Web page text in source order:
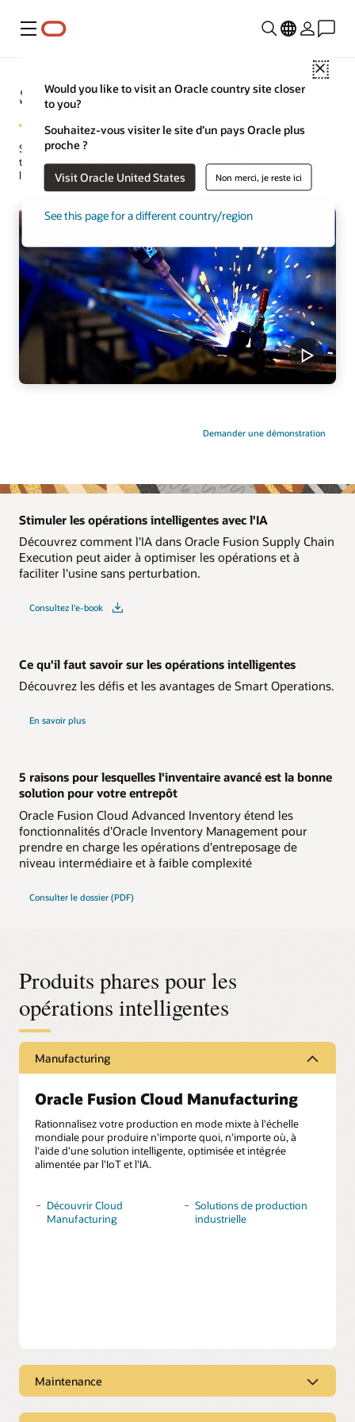
Menu
Close
Would you like to visit an Oracle country site closer
to you?
Souhaitez-vous visiter le site d’un pays Oracle plus
proche ?
Visit Oracle United States Non merci, je reste ici
See this page for a different country/region
Demander une démonstration
Smart Operations
Smart Operations connecte l'entreprise à l'atelier en toute
transparence, en automatisant les processus de bout en bout, de
l'inventaire à la fabrication, à la maintenance et à la qualité.
Stimuler les opérations intelligentes avec l'IA
Découvrez comment l'IA dans Oracle Fusion Supply Chain
Execution peut aider à optimiser les opérations et à
faciliter l'usine sans perturbation.
Consultez l'e-book
Ce qu'il faut savoir sur les opérations intelligentes
Découvrez les défis et les avantages de Smart Operations.
En savoir plus
5 raisons pour lesquelles l'inventaire avancé est la bonne
solution pour votre entrepôt
Oracle Fusion Cloud Advanced Inventory étend les
fonctionnalités d'Oracle Inventory Management pour
prendre en charge les opérations d'entreposage de
niveau intermédiaire et à faible complexité
Consulter le dossier (PDF)
Produits phares pour les
opérations intelligentes
Manufacturing
Oracle Fusion Cloud Manufacturing
Rationnalisez votre production en mode mixte à l'échelle
mondiale pour produire n'importe quoi, n'importe où, à
l'aide d'une solution intelligente, optimisée et intégrée
alimentée par l'IoT et l'IA.
Découvrir Cloud
Manufacturing
Solutions de production
industrielle
Maintenance